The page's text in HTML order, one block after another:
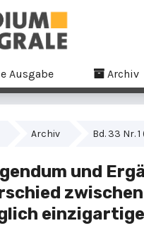
Ausgabe Archiv
Archiv Bd. 33 Nr.
und